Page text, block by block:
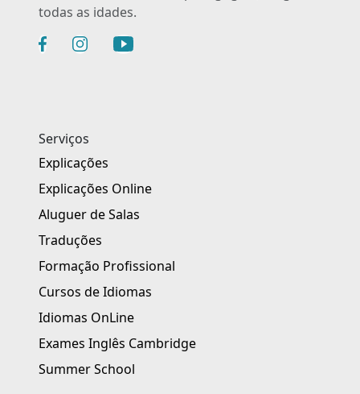
todas as idades.
Serviços
Explicações
Explicações Online
Aluguer de Salas
Traduções
Formação Profissional
Cursos de Idiomas
Idiomas OnLine
Exames Inglês Cambridge
Summer School